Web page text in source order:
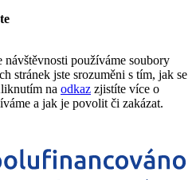
používáme soubory
stránek jste srozuměni s tím, jak se
na odkaz zjistíte více o
a jak je povolit či zakázat.